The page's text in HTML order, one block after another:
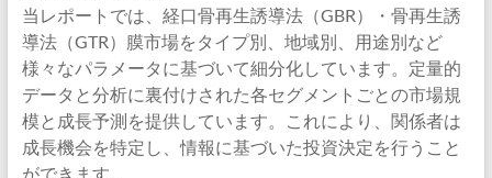
当レポートでは、経口骨再生誘導法（GBR）・骨再生誘
導法（GTR）膜市場をタイプ別、地域別、用途別など
様々なパラメータに基づいて細分化しています。定量的
データと分析に裏付けされた各セグメントごとの市場規
模と成長予測を提供しています。これにより、関係者は
成長機会を特定し、情報に基づいた投資決定を行うこと
ができます。